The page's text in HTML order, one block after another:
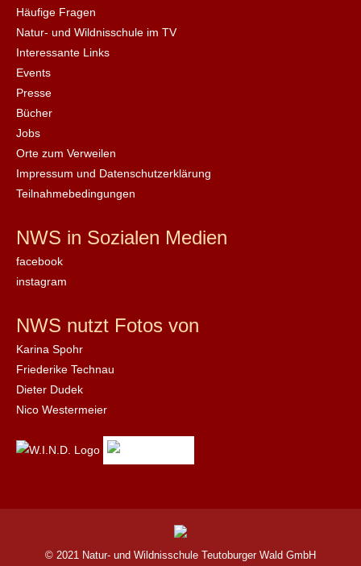
Häufige Fragen
Natur- und Wildnisschule im TV
Interessante Links
Events
Presse
Bücher
Jobs
Orte zum Verweilen
Impressum und Datenschutzerklärung
Teilnahmebedingungen
NWS in Sozialen Medien
facebook
instagram
NWS nutzt Fotos von
Karina Spohr
Friederike Technau
Dieter Dudek
Nico Westermeier
© 2021 Natur- und Wildnisschule Teutoburger Wald GmbH